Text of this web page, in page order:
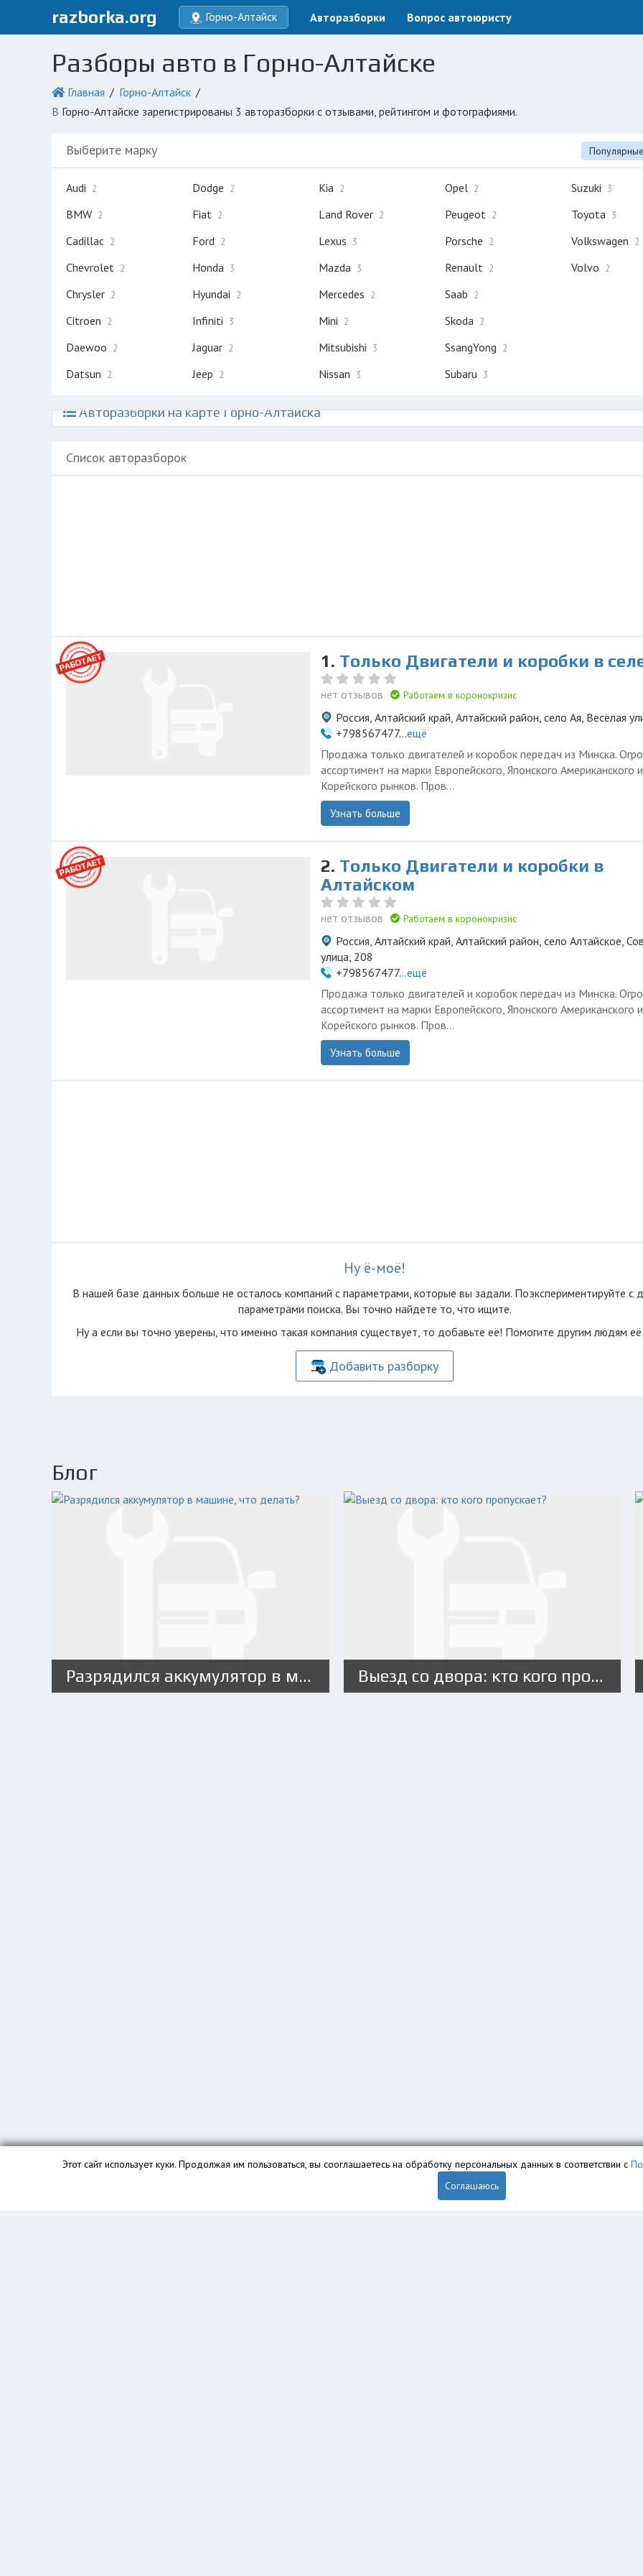
razborka.org Горно-Алтайск Авторазборки Вопрос автоюристу
Разборы авто в Горно-Алтайске
Главная
Горно-Алтайск
в Горно-Алтайске зарегистрированы 3 авторазборки с отзывами, рейтингом и фотографиями.
Выберите марку Популярные
Audi 2
BMW 2
Cadillac 2
Chevrolet 2
Chrysler 2
Citroen 2
Daewoo 2
Datsun 2
Dodge 2
Fiat 2
Ford 2
Honda 3
Hyundai 2
Infiniti 3
Jaguar 2
Jeep 2
Kia 2
Land Rover 2
Lexus 3
Mazda 3
Mercedes 2
Mini 2
Mitsubishi 3
Nissan 3
Opel 2
Peugeot 2
Porsche 2
Renault 2
Saab 2
Skoda 2
SsangYong 2
Subaru 3
Suzuki 3
Toyota 3
Volkswagen 2
Volvo 2
Авторазборки на карте Горно-Алтайска
Список авторазборок
1. Только Двигатели и коробки в
нет отзывов Работаем в коронокризис
Россия, Алтайский край, Алтайский район, село Ая, Весёлая
+798567477...ещё
Продажа только двигателей и коробок передач из Минска.
ассортимент на марки Европейского, Японского Американского и
Корейского рынков. Пров...
Узнать больше
2. Только Двигатели и коробки в
Алтайском
нет отзывов Работаем в коронокризис
Россия, Алтайский край, Алтайский район, село Алтайское,
улица, 208
+798567477...ещё
Продажа только двигателей и коробок передач из Минска.
ассортимент на марки Европейского, Японского Американского и
Корейского рынков. Пров...
Узнать больше
Ну ё-моё!
В нашей базе данных больше не осталоcь компаний с параметрами, которые вы задали. Поэкспериментируйте с
параметрами поиска. Вы точно найдете то, что ищите.
Ну а если вы точно уверены, что именно такая компания существует, то добавьте её! Помогите другим людям
Добавить разборку
Блог
Разрядился аккумулятор в машине, что делать? Выезд со двора: кто кого пропускает?
Этот сайт использует куки. Продолжая им пользоваться, вы сооглашаетесь на обработку персональных данных в соответствии с
Соглашаюсь